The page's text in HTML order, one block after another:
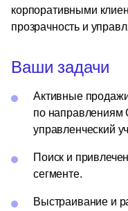
корпоративными
прозрачность и
Ваши задачи
Активные
по
управленческий
Поиск и
сегменте.
Выстраивание и